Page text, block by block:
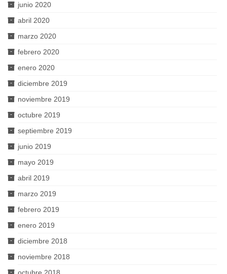
junio 2020
abril 2020
marzo 2020
febrero 2020
enero 2020
diciembre 2019
noviembre 2019
octubre 2019
septiembre 2019
junio 2019
mayo 2019
abril 2019
marzo 2019
febrero 2019
enero 2019
diciembre 2018
noviembre 2018